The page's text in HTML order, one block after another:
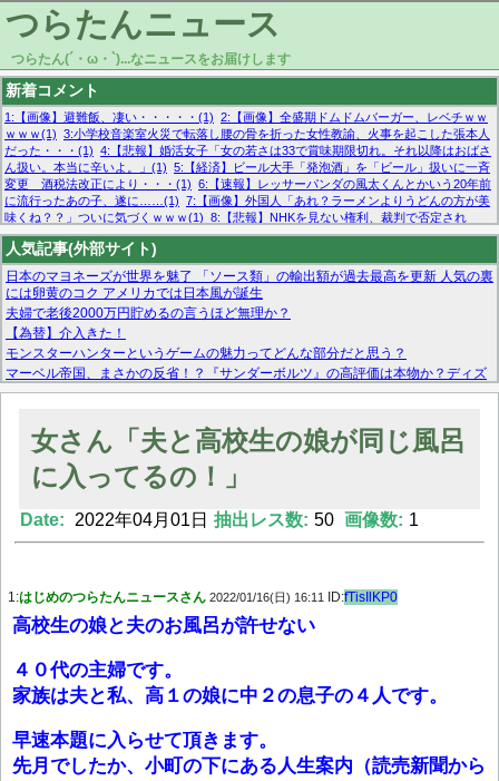
つらたんニュース
つらたん(´・ω・`)...なニュースをお届けします
新着コメント
1:【画像】避難飯、凄い・・・・・(1) 2:【画像】全盛期ドムドムバーガー、レベチｗｗ
ｗｗｗ(1) 3:小学校音楽室火災で転落し腰の骨を折った女性教諭、火事を起こした張本人
だった・・・(1) 4:【悲報】婚活女子「女の若さは33で賞味期限切れ。それ以降はおばさ
ん扱い。本当に辛いよ。」(1) 5:【経済】ビール大手「発泡酒」を「ビール」扱いに一斉
変更 酒税法改正により・・・(1) 6:【速報】レッサーパンダの風太くんとかいう20年前
に流行ったあの子、遂に……(1) 7:【画像】外国人「あれ？ラーメンよりうどんの方が美
味くね？？」ついに気づくｗｗｗ(1) 8:【悲報】NHKを見ない権利、裁判で否定され
る・・・(1) 9:欧州委員長「原発縮小は間違いでした」(1) 10:【悲報】日本企業の人手不
足、限界突破 52%「正社員も足りてません…」(1)
人気記事(外部サイト)
日本のマヨネーズが世界を魅了 「ソース類」の輸出額が過去最高を更新 人気の裏
には卵黄のコク アメリカでは日本風が誕生
夫婦で老後2000万円貯めるの言うほど無理か？
【為替】介入きた！
モンスターハンターというゲームの魅力ってどんな部分だと思う？
マーベル帝国、まさかの反省！？『サンダーボルツ』の高評価は本物か？ディズ
ニーCEOの「量より質」宣言の裏で渦巻くファンの本音とMCUの未来を徹底考
【モー娘。石田亜佑美】ファーストテイク出演も新規獲得ならず？北川莉央が1
【画像あり】FacebookとかTwitterで拾ったエロ画像貼ってくよ
女さん「夫と高校生の娘が同じ風呂
に入ってるの！」
Date: 2022年04月01日 抽出レス数: 50 画像数: 1
1:はじめのつらたんニュースさん 2022/01/16(日) 16:11 ID:fTisIlKP0
高校生の娘と夫のお風呂が許せない
４０代の主婦です。
家族は夫と私、高１の娘に中２の息子の４人です。
早速本題に入らせて頂きます。
先月でしたか、小町の下にある人生案内（読売新聞から